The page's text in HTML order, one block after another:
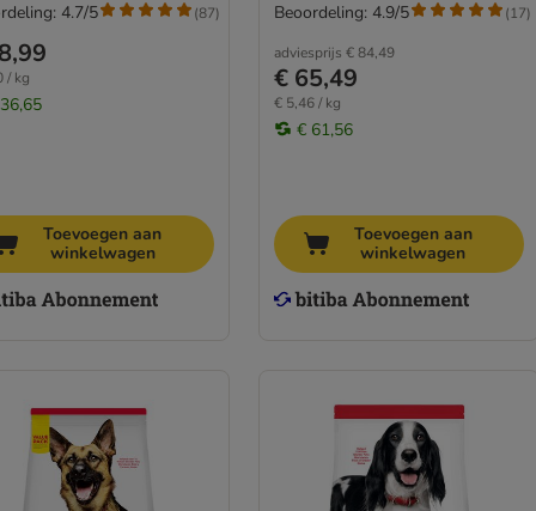
/ kg
4.7/5 (87)
Toevoegen aan
winkelwagen
adviesprijs € 84,49
€ 65,49
€ 5,46 / kg
€ 61,56
Beoordeling: 4.9/5 (17)
Toevoegen aan
winkelwagen